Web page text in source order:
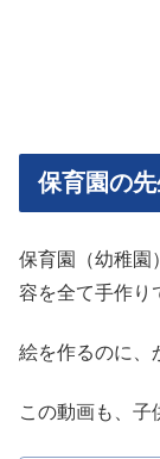
保育園の
保育園（幼稚園
容を全て手作り
絵を作るのに、
この動画も、子